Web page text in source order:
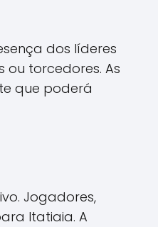
dos líderes
ou torcedores. As
que poderá
Jogadores,
Itatiaia. A